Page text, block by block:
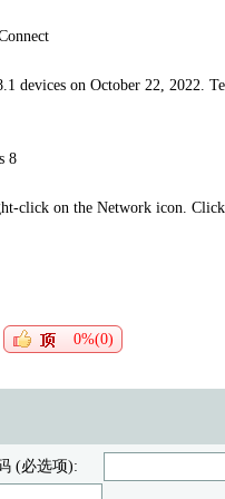
devices on October 22, 2022.
8
click on the Network icon.
0%(0)
(必选项):